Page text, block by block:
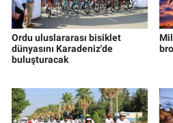
Ordu uluslararası bisiklet
dünyasını Karadeniz'de
buluşturacak